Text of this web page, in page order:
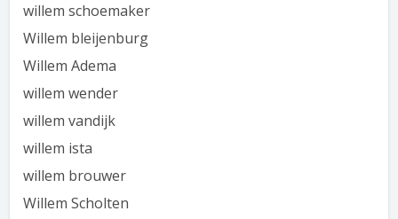
willem schoemaker
Willem bleijenburg
Willem Adema
willem wender
willem vandijk
willem ista
willem brouwer
Willem Scholten